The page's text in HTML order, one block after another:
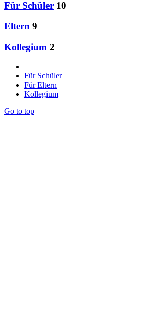
Für Schüler 10
Eltern 9
Kollegium 2
Für Schüler
Für Eltern
Kollegium
Go to top